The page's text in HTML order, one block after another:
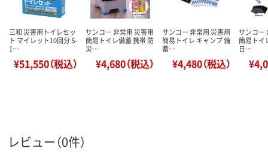
三和 災害用トイレセッ
ト マイレット10回分 S-
1…
¥51,550（税込）
サンコー 非常用 災害用
簡易トイレ備蓄 携帯 防
災…
¥4,680（税込）
サンコー 非常用 災害用
簡易トイレ キャンプ 備
蓄…
¥4,480（税込）
サンコー
簡易トイ
日…
レビュー（0件）